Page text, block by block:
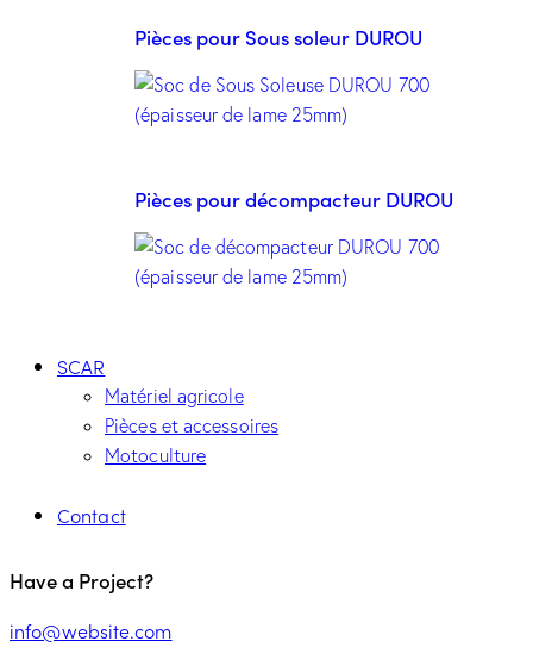
Pièces pour Sous soleur DUROU
Pièces pour décompacteur DUROU
SCAR
Matériel agricole
Pièces et accessoires
Motoculture
Contact
Have a Project?
info@website.com